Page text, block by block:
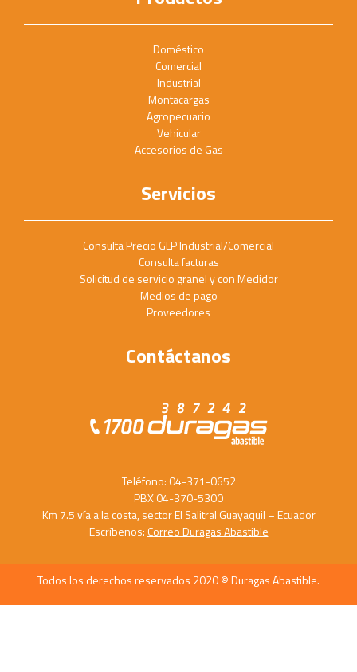
Doméstico
Comercial
Industrial
Montacargas
Agropecuario
Vehicular
Accesorios de Gas
Servicios
Consulta Precio GLP Industrial/Comercial
Consulta facturas
Solicitud de servicio granel y con Medidor
Medios de pago
Proveedores
Contáctanos
Teléfono: 04-371-0652
PBX 04-370-5300
Km 7.5 vía a la costa, sector El Salitral Guayaquil – Ecuador
Escríbenos:Correo Duragas Abastible
Todos los derechos reservados 2020 © Duragas Abastible.